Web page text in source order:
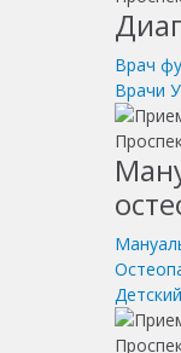
Врач
Врачи